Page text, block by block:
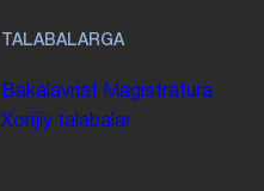
TALABALARGA
Bakalavriat Magistratura
Xorijiy talabalar